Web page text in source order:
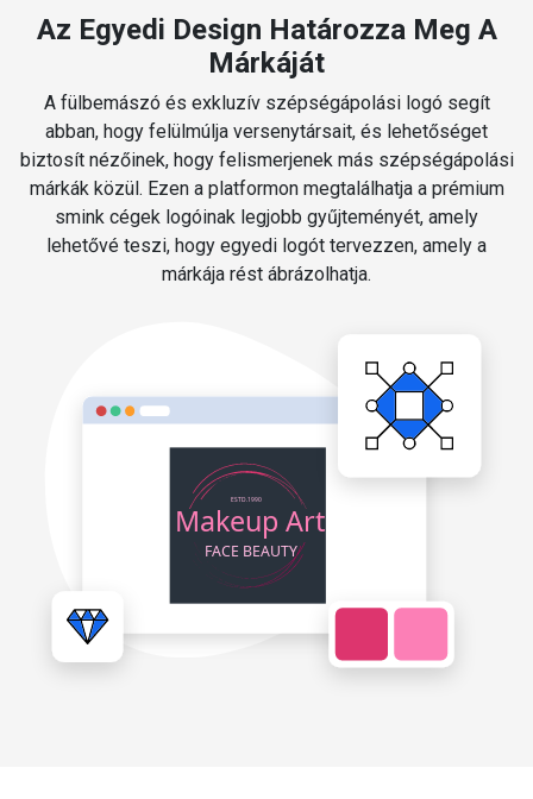
Az Egyedi Design Határozza Meg A
Márkáját
A fülbemászó és exkluzív szépségápolási logó segít
abban, hogy felülmúlja versenytársait, és lehetőséget
biztosít nézőinek, hogy felismerjenek más szépségápolási
márkák közül. Ezen a platformon megtalálhatja a prémium
smink cégek logóinak legjobb gyűjteményét, amely
lehetővé teszi, hogy egyedi logót tervezzen, amely a
márkája rést ábrázolhatja.